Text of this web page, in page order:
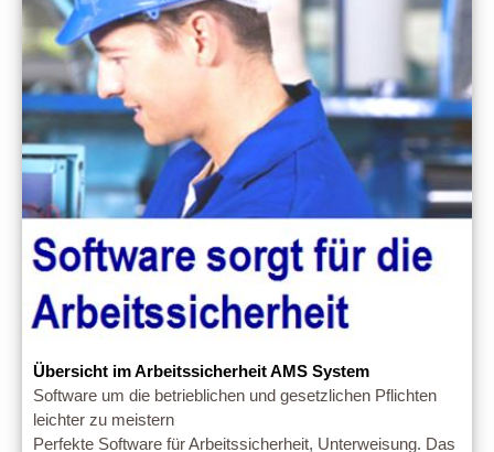
Übersicht im Arbeitssicherheit AMS System
Software um die betrieblichen und gesetzlichen Pflichten
leichter zu meistern
Perfekte Software für Arbeitssicherheit, Unterweisung. Das